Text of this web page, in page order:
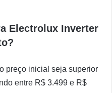
Electrolux Inverter
preço inicial seja superior
entre R$ 3.499 e R$